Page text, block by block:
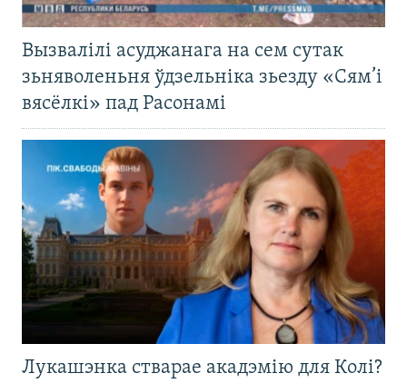
Вызвалілі асуджанага на сем сутак
зьняволеньня ўдзельніка зьезду «Сям’і
вясёлкі» пад Расонамі
Лукашэнка стварае акадэмію для Колі?